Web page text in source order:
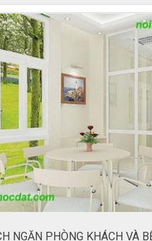
NGĂN PHÒNG KHÁCH VÀ